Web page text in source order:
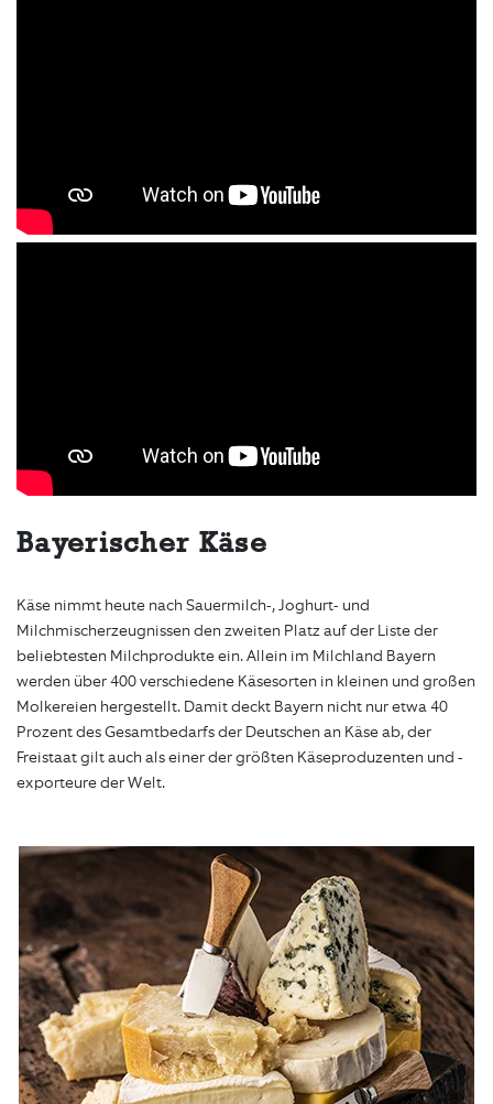
Bayerischer Käse
Käse nimmt heute nach Sauermilch-, Joghurt- und
Milchmischerzeugnissen den zweiten Platz auf der Liste der
beliebtesten Milchprodukte ein. Allein im Milchland Bayern
werden über 400 verschiedene Käsesorten in kleinen und großen
Molkereien hergestellt. Damit deckt Bayern nicht nur etwa 40
Prozent des Gesamtbedarfs der Deutschen an Käse ab, der
Freistaat gilt auch als einer der größten Käseproduzenten und -
exporteure der Welt.